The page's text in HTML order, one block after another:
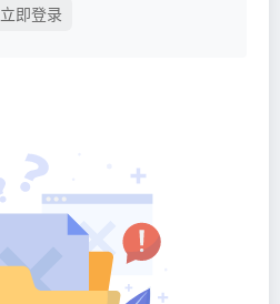
立即登录